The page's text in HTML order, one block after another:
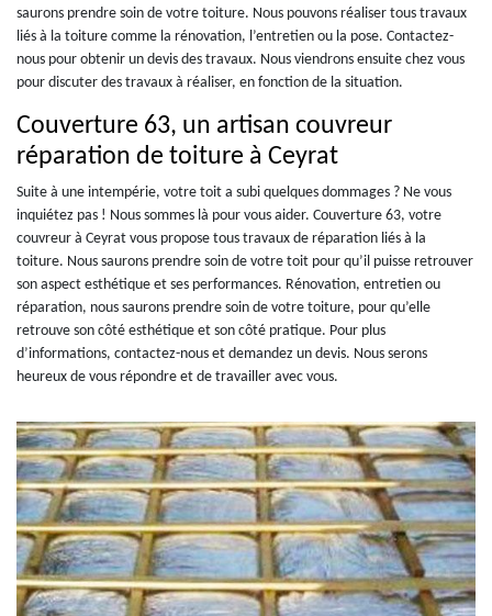
saurons prendre soin de votre toiture. Nous pouvons réaliser tous travaux
liés à la toiture comme la rénovation, l’entretien ou la pose. Contactez-
nous pour obtenir un devis des travaux. Nous viendrons ensuite chez vous
pour discuter des travaux à réaliser, en fonction de la situation.
Couverture 63, un artisan couvreur
réparation de toiture à Ceyrat
Suite à une intempérie, votre toit a subi quelques dommages ? Ne vous
inquiétez pas ! Nous sommes là pour vous aider. Couverture 63, votre
couvreur à Ceyrat vous propose tous travaux de réparation liés à la
toiture. Nous saurons prendre soin de votre toit pour qu’il puisse retrouver
son aspect esthétique et ses performances. Rénovation, entretien ou
réparation, nous saurons prendre soin de votre toiture, pour qu’elle
retrouve son côté esthétique et son côté pratique. Pour plus
d’informations, contactez-nous et demandez un devis. Nous serons
heureux de vous répondre et de travailler avec vous.